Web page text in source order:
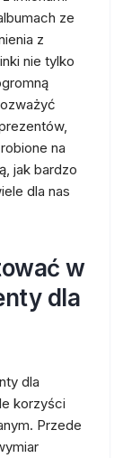
ze
z
nie tylko
na
jak bardzo
dla nas
w
dla
dla
korzyści
Przede